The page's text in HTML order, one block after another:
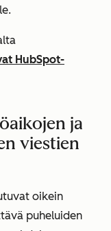
HubSpot-
ja
viestien
oikein
puheluiden